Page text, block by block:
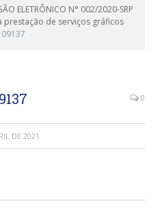
ELETRÔNICO N° 002/2020-SRP
de serviços gráficos
0
DE 2021